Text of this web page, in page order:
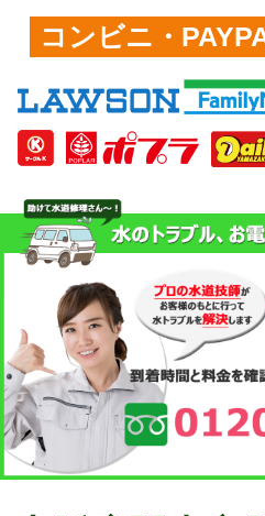
コンビニ・